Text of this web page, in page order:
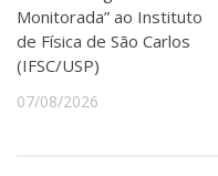
Monitorada” ao Instituto
de Física de São Carlos
(IFSC/USP)
07/08/2026